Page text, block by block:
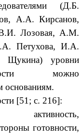
(Д.Б.
А.А. Кирсанов,
Лозовая, A.M.
Петухова, И.А.
Щукина) уровни
можно
основаниям.
[51; с. 216]:
активность,
готовности,